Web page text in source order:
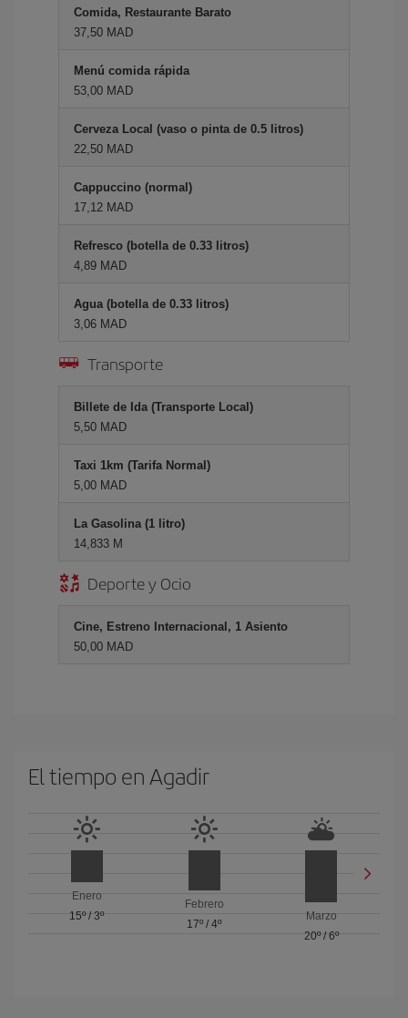
Comida, Restaurante Barato
37,50 MAD
Menú comida rápida
53,00 MAD
Cerveza Local (vaso o pinta de 0.5 litros)
22,50 MAD
Cappuccino (normal)
17,12 MAD
Refresco (botella de 0.33 litros)
4,89 MAD
Agua (botella de 0.33 litros)
3,06 MAD
Transporte
Billete de Ida (Transporte Local)
5,50 MAD
Taxi 1km (Tarifa Normal)
5,00 MAD
La Gasolina (1 litro)
14,833 M
Deporte y Ocio
Cine, Estreno Internacional, 1 Asiento
50,00 MAD
El tiempo en Agadir
Enero
15º/3º
Febrero
17º / 4º
Marzo
20º/ 6º